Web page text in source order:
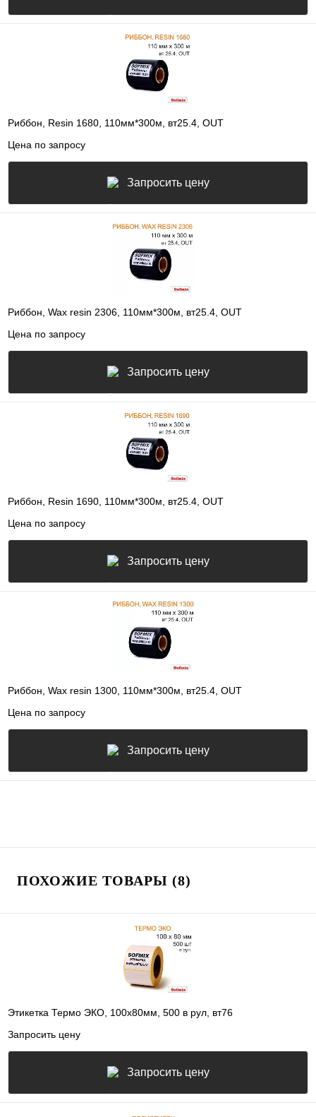
Риббон, Resin 1680, 110мм*300м, вт25.4, OUT
Цена по запросу
Запросить цену
Риббон, Wax resin 2306, 110мм*300м, вт25.4, OUT
Цена по запросу
Запросить цену
Риббон, Resin 1690, 110мм*300м, вт25.4, OUT
Цена по запросу
Запросить цену
Риббон, Wax resin 1300, 110мм*300м, вт25.4, OUT
Цена по запросу
Запросить цену
ПОХОЖИЕ ТОВАРЫ (8)
Этикетка Термо ЭКО, 100х80мм, 500 в рул, вт76
Запросить цену
Запросить цену